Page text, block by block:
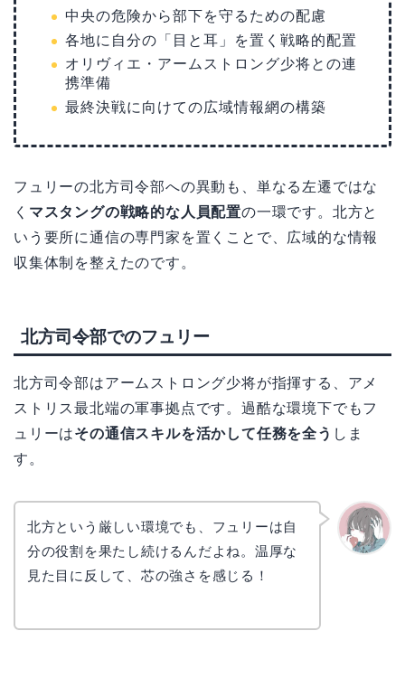
中央の危険から部下を守るための配慮
各地に自分の「目と耳」を置く戦略的配置
オリヴィエ・アームストロング少将との連
携準備
最終決戦に向けての広域情報網の構築
フュリーの北方司令部への異動も、単なる左遷ではな
く マスタングの戦略的な人員配置の一環です。北方と
いう要所に通信の専門家を置くことで、広域的な情報
収集体制を整えたのです。
北方司令部でのフュリー
北方司令部はアームストロング少将が指揮する、アメ
ストリス最北端の軍事拠点です。過酷な環境下でもフ
ュリーはその通信スキルを活かして任務を全う しま
す。
北方という厳しい環境でも、フュリーは自
分の役割を果たし続けるんだよね。温厚な
見た目に反して、芯の強さを感じる！